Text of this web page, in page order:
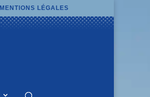
MENTIONS LÉGALES